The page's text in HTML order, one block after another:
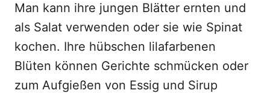
Man kann ihre jungen Blätter ernten und
als Salat verwenden oder sie wie Spinat
kochen. Ihre hübschen lilafarbenen
Blüten können Gerichte schmücken oder
zum Aufgießen von Essig und Sirup